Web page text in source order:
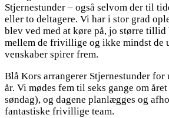
Stjernestunder – også selvom der til
eller to deltagere. Vi har i stor grad
blev ved med at køre på, jo større tillid
mellem de frivillige og ikke mindst de
venskaber spirer frem.
Blå Kors arrangerer Stjernestunder for
år. Vi mødes fem til seks gange om
søndag), og dagene planlægges og
fantastiske frivillige team.